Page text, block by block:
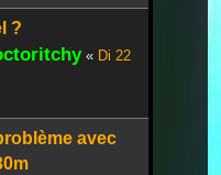
?
« Di 22
avec